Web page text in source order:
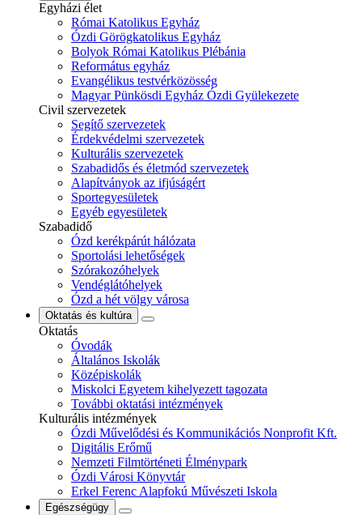
Egyházi élet
Római Katolikus Egyház
Ózdi Görögkatolikus Egyház
Bolyok Római Katolikus Plébánia
Református egyház
Evangélikus testvérközösség
Magyar Pünkösdi Egyház Ózdi Gyülekezete
Civil szervezetek
Segítő szervezetek
Érdekvédelmi szervezetek
Kulturális szervezetek
Szabadidős és életmód szervezetek
Alapítványok az ifjúságért
Sportegyesületek
Egyéb egyesületek
Szabadidő
Ózd kerékpárút hálózata
Sportolási lehetőségek
Szórakozóhelyek
Vendéglátóhelyek
Ózd a hét völgy városa
Oktatás és kultúra
Oktatás
Óvodák
Általános Iskolák
Középiskolák
Miskolci Egyetem kihelyezett tagozata
További oktatási intézmények
Kulturális intézmények
Ózdi Művelődési és Kommunikációs Nonprofit Kft.
Digitális Erőmű
Nemzeti Filmtörténeti Élménypark
Ózdi Városi Könyvtár
Erkel Ferenc Alapfokú Művészeti Iskola
Egészségügy